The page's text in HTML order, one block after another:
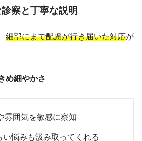
察と丁寧な説明
細部にまで配慮が行き届いた対応が
め細やかさ
雰囲気を敏感に察知
い悩みも汲み取ってくれる